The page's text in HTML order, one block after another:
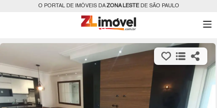
O PORTAL DE IMÓVEIS DAZONA LESTEDE SÃO PAULO